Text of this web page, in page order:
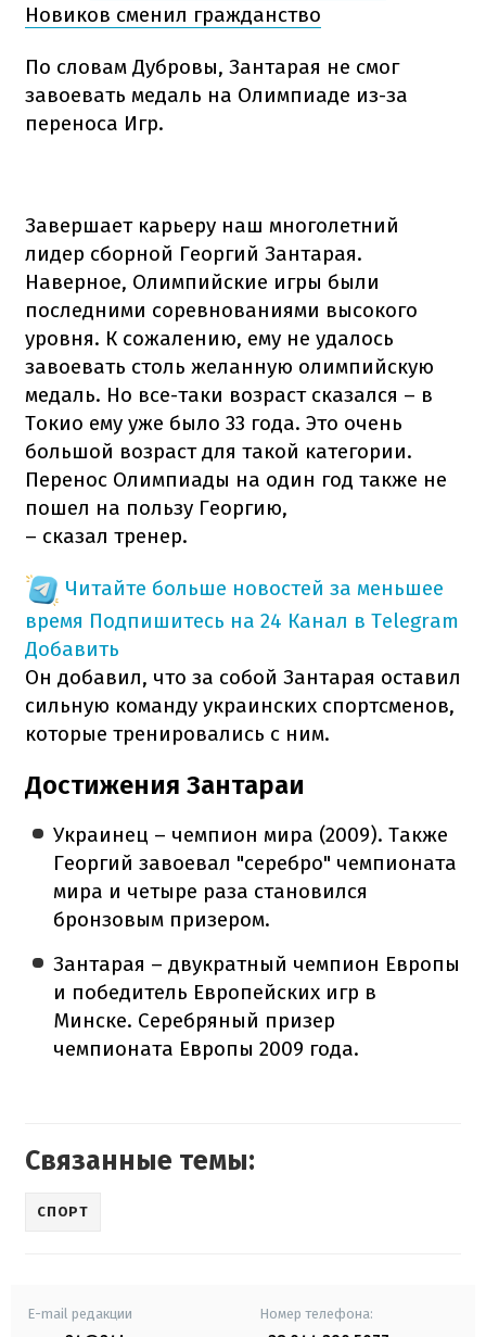
Новиков сменил гражданство
По словам Дубровы, Зантарая не смог
завоевать медаль на Олимпиаде из-за
переноса Игр.
Завершает карьеру наш многолетний
лидер сборной Георгий Зантарая.
Наверное, Олимпийские игры были
последними соревнованиями высокого
уровня. К сожалению, ему не удалось
завоевать столь желанную олимпийскую
медаль. Но все-таки возраст сказался – в
Токио ему уже было 33 года. Это очень
большой возраст для такой категории.
Перенос Олимпиады на один год также не
пошел на пользу Георгию,
– сказал тренер.
Читайте больше новостей за меньшее
время Подпишитесь на 24 Канал в Telegram
Добавить
Он добавил, что за собой Зантарая оставил
сильную команду украинских спортсменов,
которые тренировались с ним.
Достижения Зантараи
Украинец – чемпион мира (2009). Также
Георгий завоевал "серебро" чемпионата
мира и четыре раза становился
бронзовым призером.
Зантарая – двукратный чемпион Европы
и победитель Европейских игр в
Минске. Серебряный призер
чемпионата Европы 2009 года.
Связанные темы:
СПОРТ
E-mail редакции Номер телефона: